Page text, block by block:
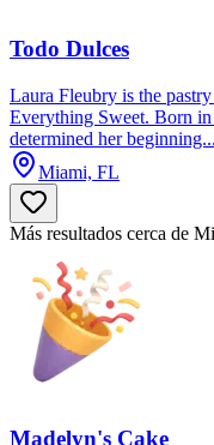
Todo Dulces
Laura Fleubry is the
Everything Sweet. Born
determined her beginning...
Miami, FL
Más resultados cerca de
Madelyn's Cake